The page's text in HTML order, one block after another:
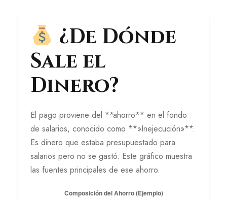
¿De Dónde
Sale el
Dinero?
El pago proviene del **ahorro** en el fondo
de salarios, conocido como **»Inejecución»**.
Es dinero que estaba presupuestado para
salarios pero no se gastó. Este gráfico muestra
las fuentes principales de ese ahorro.